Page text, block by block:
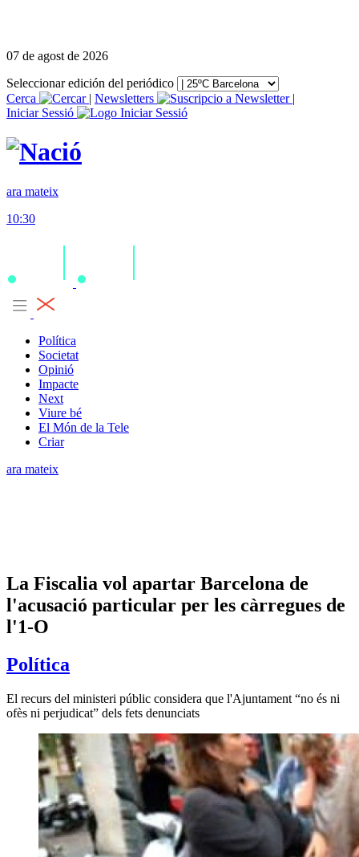
07 de agost de 2026
Seleccionar edición del periódico
Cerca
| Newsletters
|
Iniciar Sessió
ara mateix
10:30
Política
Societat
Opinió
Impacte
Next
Viure bé
El Món de la Tele
Criar
ara mateix
La Fiscalia vol apartar Barcelona de
l'acusació particular per les càrregues de
l'1-O
Política
El recurs del ministeri públic considera que l'Ajuntament “no és ni
ofès ni perjudicat” dels fets denunciats